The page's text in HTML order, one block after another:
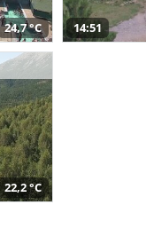
24,7 °C 14:51
22,2 °C